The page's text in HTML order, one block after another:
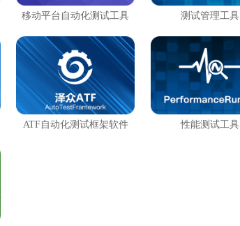
移动平台自动化测试工具 测试管理工具
ATF自动化测试框架软件 性能测试工具